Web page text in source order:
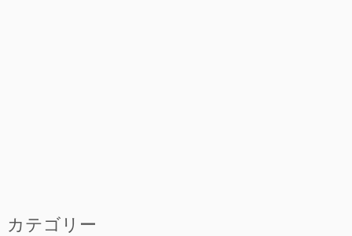
カテゴリー